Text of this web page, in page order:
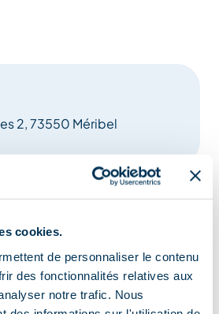
cookies.
de personnaliser le contenu
des fonctionnalités relatives aux
notre trafic. Nous
2, 73550 Méribel
mise à jour le
21/10/2025